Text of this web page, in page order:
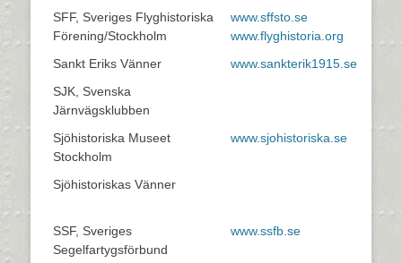
SFF, Sveriges Flyghistoriska
Förening/Stockholm
www.sffsto.se
www.flyghistoria.org
Sankt Eriks Vänner
www.sankterik1915.se
SJK, Svenska
Järnvägsklubben
Sjöhistoriska Museet
Stockholm
www.sjohistoriska.se
Sjöhistoriskas Vänner
SSF, Sveriges
Segelfartygsförbund
www.ssfb.se